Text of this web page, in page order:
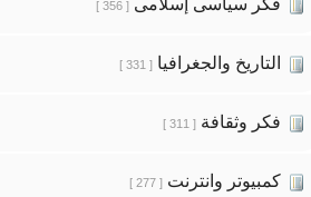
فكر سياسى إسلامى [ 356 ]
التاريخ والجغرافيا [ 331 ]
فكر وثقافة [ 311 ]
كمبيوتر وانترنت [ 277 ]